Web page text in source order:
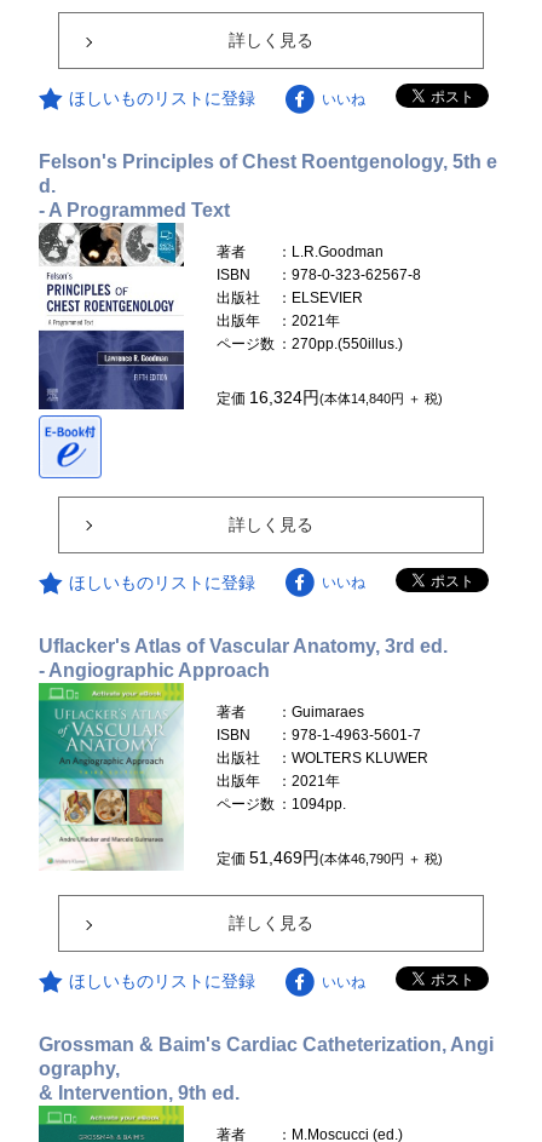
詳しく見る
ほしいものリストに登録 いいね
Felson's Principles of Chest Roentgenology, 5th e
d.
- A Programmed Text
著者
：L.R.Goodman
ISBN
：978-0-323-62567-8
出版社
：ELSEVIER
出版年
：2021年
ページ数 ：270pp.(550illus.)
定価 16,324円(本体14,840円 ＋ 税)
詳しく見る
ほしいものリストに登録 いいね
Uflacker's Atlas of Vascular Anatomy, 3rd ed.
- Angiographic Approach
著者
：Guimaraes
ISBN
：978-1-4963-5601-7
出版社
：WOLTERS KLUWER
出版年
：2021年
ページ数 ：1094pp.
定価51,469円(本体46,790円 ＋ 税)
詳しく見る
ほしいものリストに登録 いいね
Grossman & Baim's Cardiac Catheterization, Angi
ography,
& Intervention, 9th ed.
著者
：M.Moscucci (ed.)